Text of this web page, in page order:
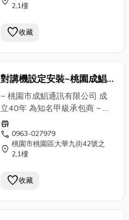
線高畫質 ✔對講機俞式牌 門禁
鐘✔包案工程大樓配線 ↓↓↓ 連
3359911
2,1樓
favorite收藏
對講機設定安裝~桃園成鯧
通訊有限公司~40年經驗甲
級承包商
~ 桃園市成鯧通訊有限公司 成
立40年 為知名甲級承包商 ~ ✔
安裝&維修 電話總機系統 (國際
牌、聯盟、通航、東訊)各大廠
牌 ✔監視器系統 遠端監控 紅外
線高畫質 ✔對講機俞式牌 門禁
鐘✔包案工程大樓配線 ↓↓↓ 連
store
call 0963-027979
location_on 桃園市桃園區大華九街42號之
2,1樓
favorite收藏